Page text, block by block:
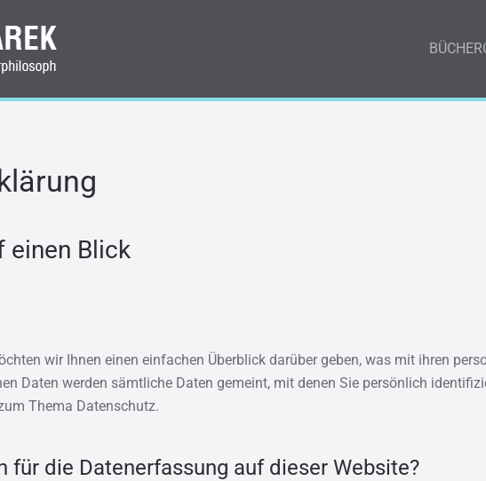
BÜCHER
einen Blick
wir Ihnen einen einfachen Überblick darüber geben, was mit ihren
Daten werden sämtliche Daten gemeint, mit denen Sie persönlich
Thema Datenschutz.
für die Datenerfassung auf dieser Website?